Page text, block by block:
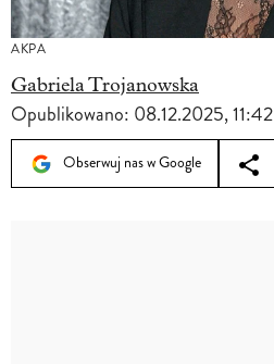
AKPA
Gabriela Trojanowska
Opublikowano: 08.12.2025, 11:42
Obserwuj nas w Google